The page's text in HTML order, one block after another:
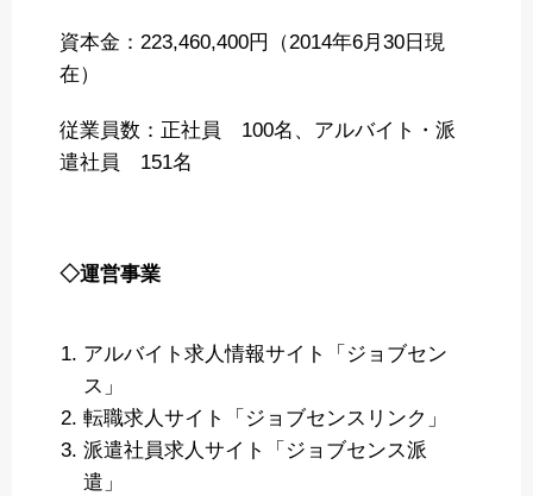
資本金：223,460,400円（2014年6月30日現
在）
従業員数：正社員 100名、アルバイト・派
遣社員 151名
◇運営事業
アルバイト求人情報サイト「ジョブセン
ス」
転職求人サイト「ジョブセンスリンク」
派遣社員求人サイト「ジョブセンス派
遣」